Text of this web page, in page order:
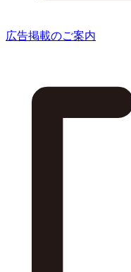
広告掲載のご案内